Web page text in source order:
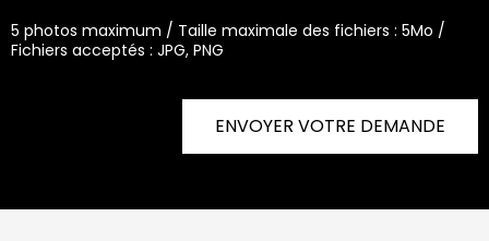
5 photos maximum / Taille maximale des fichiers : 5Mo /
Fichiers acceptés : JPG, PNG
ENVOYER VOTRE DEMANDE